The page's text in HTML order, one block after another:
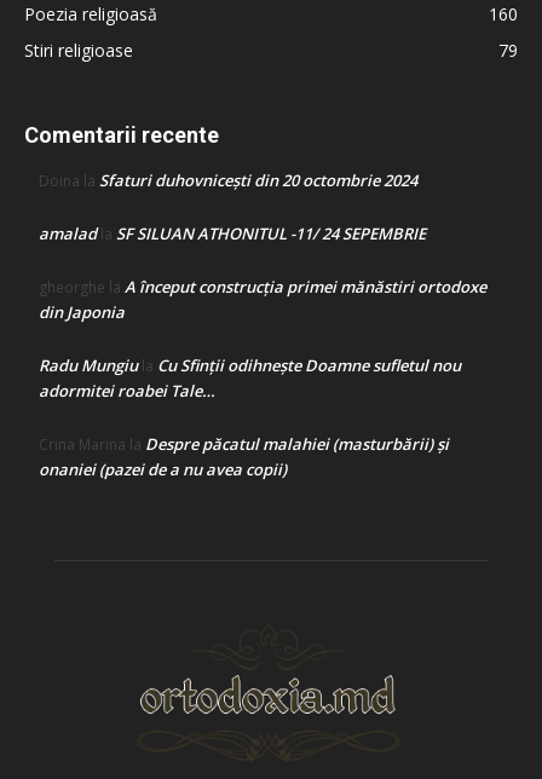
Poezia religioasă
160
Stiri religioase
79
Comentarii recente
Doina la Sfaturi duhovnicești din 20 octombrie 2024
amaladla SF SILUAN ATHONITUL -11/ 24 SEPEMBRIE
gheorghe la A început construcţia primei mănăstiri ortodoxe
din Japonia
Radu Mungiula Cu Sfinții odihnește Doamne sufletul nou
adormitei roabei Tale…
Crina Marina la Despre păcatul malahiei (masturbării) şi
onaniei (pazei de a nu avea copii)